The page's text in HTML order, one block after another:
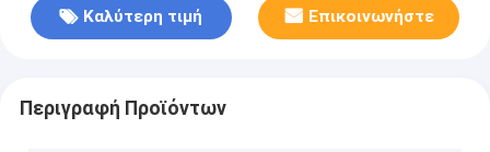
Καλύτερη τιμή Επικοινωνήστε
Περιγραφή Προϊόντων